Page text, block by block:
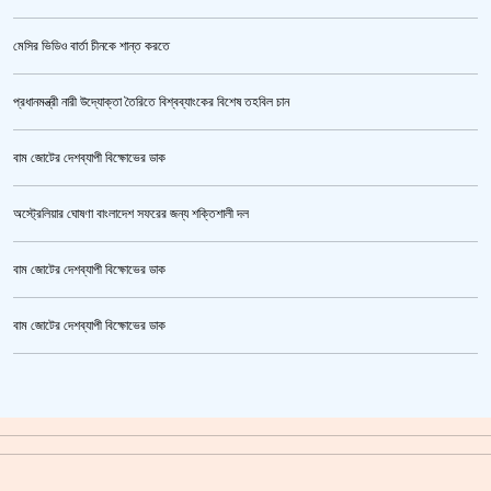
মেসির ভিডিও বার্তা চীনকে শান্ত করতে
প্রধানমন্ত্রী নারী উদ্যোক্তা তৈরিতে বিশ্বব্যাংকের বিশেষ তহবিল চান
বাম জোটের দেশব্যাপী বিক্ষোভের ডাক
অস্ট্রেলিয়ার ঘোষণা বাংলাদেশ সফরের জন্য শক্তিশালী দল
বাম জোটের দেশব্যাপী বিক্ষোভের ডাক
বাম জোটের দেশব্যাপী বিক্ষোভের ডাক
গাজীপুর মহাসড়ক অবরোধ,সিটি করপোরেশনের গাড়ি চাপায় শ্রমিক নিহত